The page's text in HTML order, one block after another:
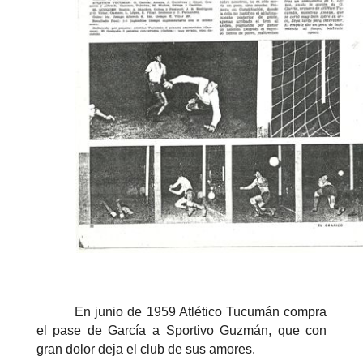
En junio de 1959 Atlético Tucumán compra
el pase de García a Sportivo Guzmán, que con
gran dolor deja el club de sus amores.